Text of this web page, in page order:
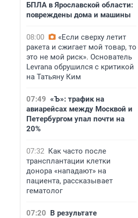
БПЛА в Ярославской области:
повреждены дома и машины
08:00
«Если сверху летит
ракета и сжигает мой товар, то
это не мой риск». Основатель
Levrana обрушился с критикой
на Татьяну Ким
07:49 «Ъ»: трафик на
авиарейсах между Москвой и
Петербургом упал почти на
20%
07:32 Как часто после
трансплантации клетки
донора «нападают» на
пациента, рассказывает
гематолог
07:20 В результате